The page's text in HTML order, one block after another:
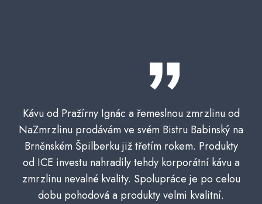
Kávu od Pražírny Ignác a řemeslnou zmrzlinu od
NaZmrzlinu prodávám ve svém Bistru Babinský na
Brněnském Špilberku již třetím rokem. Produkty
od ICE investu nahradily tehdy korporátní kávu a
zmrzlinu nevalné kvality. Spolupráce je po celou
dobu pohodová a produkty velmi kvalitní.